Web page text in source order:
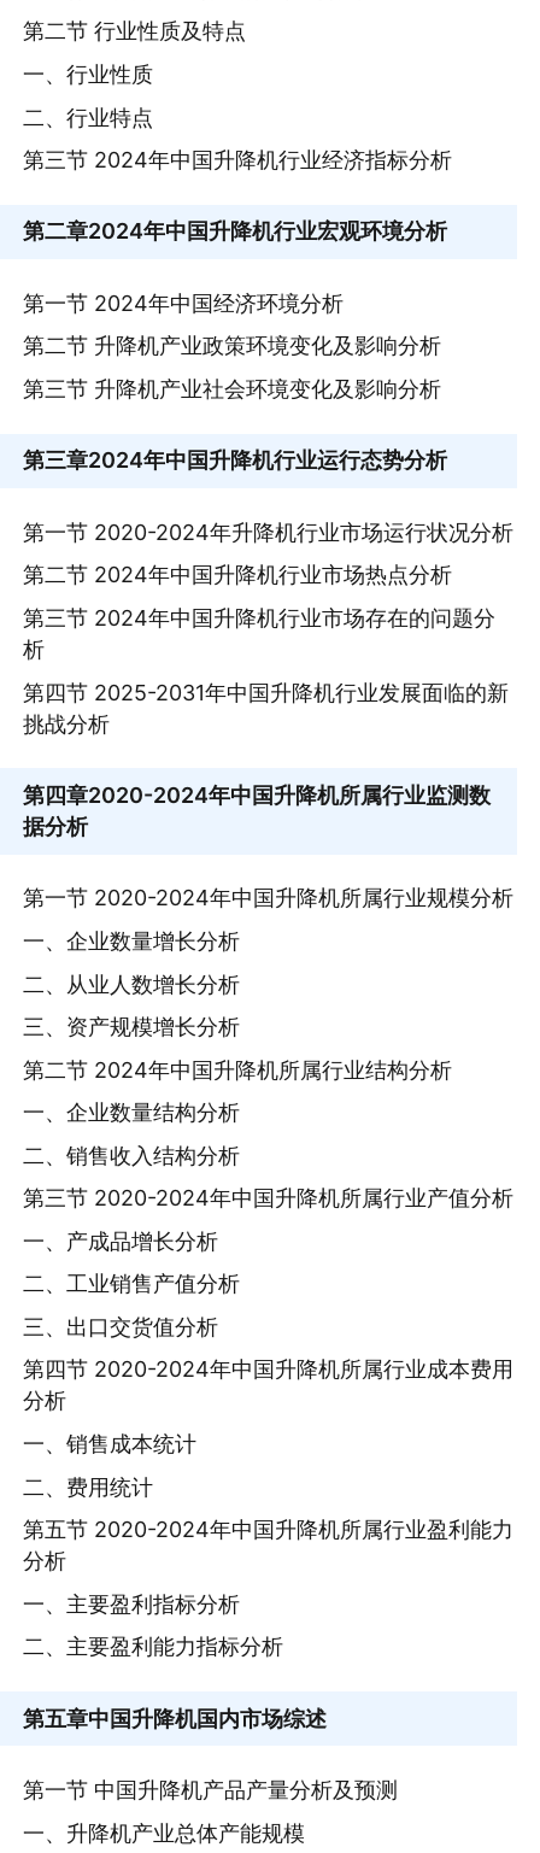
第二节 行业性质及特点
一、行业性质
二、行业特点
第三节 2024年中国升降机行业经济指标分析
第二章2024年中国升降机行业宏观环境分析
第一节 2024年中国经济环境分析
第二节 升降机产业政策环境变化及影响分析
第三节 升降机产业社会环境变化及影响分析
第三章2024年中国升降机行业运行态势分析
第一节 2020-2024年升降机行业市场运行状况分析
第二节 2024年中国升降机行业市场热点分析
第三节 2024年中国升降机行业市场存在的问题分
析
第四节 2025-2031年中国升降机行业发展面临的新
挑战分析
第四章2020-2024年中国升降机所属行业监测数
据分析
第一节 2020-2024年中国升降机所属行业规模分析
一、企业数量增长分析
二、从业人数增长分析
三、资产规模增长分析
第二节 2024年中国升降机所属行业结构分析
一、企业数量结构分析
二、销售收入结构分析
第三节 2020-2024年中国升降机所属行业产值分析
一、产成品增长分析
二、工业销售产值分析
三、出口交货值分析
第四节 2020-2024年中国升降机所属行业成本费用
分析
一、销售成本统计
二、费用统计
第五节 2020-2024年中国升降机所属行业盈利能力
分析
一、主要盈利指标分析
二、主要盈利能力指标分析
第五章中国升降机国内市场综述
第一节 中国升降机产品产量分析及预测
一、升降机产业总体产能规模